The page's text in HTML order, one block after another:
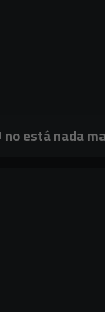
está nada